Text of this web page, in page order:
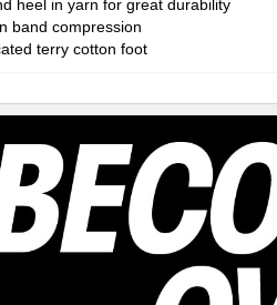
heel in yarn for great durability
band compression
terry cotton foot